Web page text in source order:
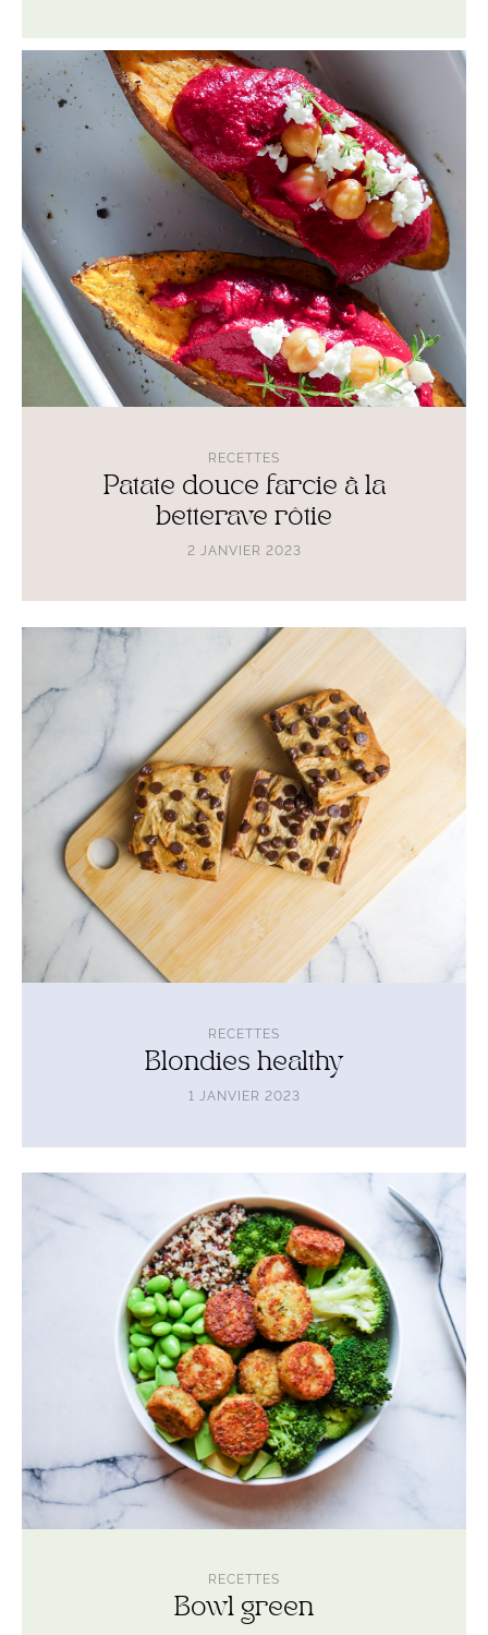
iOS
et
iPadOS
Nutrition:
meal
plan"
pour
Android
d’articles
de
cette
catégorie
l'article
Patate
douce
farcie
rôtie
Patate douce farcie à la
betterave rôtie
2 JANVIER 2023
RECETTES
Lire
l'article
Blondies
healthy
Blondies healthy
1 JANVIER 2023
RECETTES
Lire
Bowl
Bowl green
RECETTES